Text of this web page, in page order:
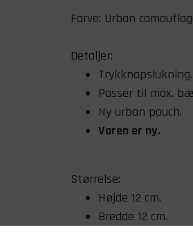
Farve: Urban
Detaljer:
Trykknapslukning.
Passer til max.
Ny urban pouch.
Varen er ny.
Størrelse:
Højde 12 cm.
Bredde 12 cm.